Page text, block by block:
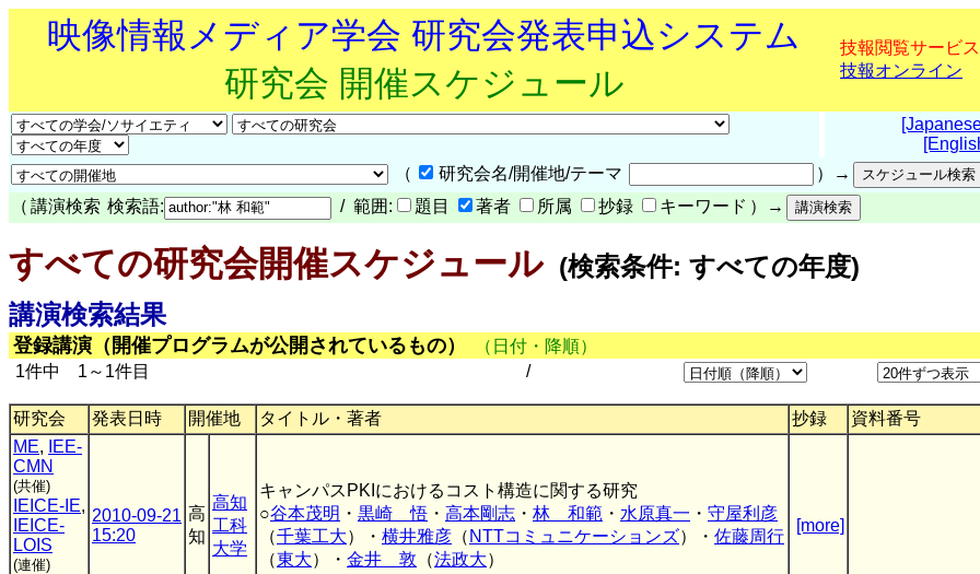
映像情報メディア学会 研究会発表申込システム
研究会 開催スケジュール
技報閲覧サービス
技報オンライン
（
研究会名/開催地/テーマ
）→
（ 講演検索 検索語: / 範囲: 題目 著者 所属 抄録 キーワード ）→
すべての研究会開催スケジュール(検索条件: すべての年度)
講演検索結果
登録講演（開催プログラムが公開されているもの）
（日付・降順）
1件中 1～1件目
/
研究会 発表日時 開催地 タイトル・著者 抄録
資料番号
ME,
IEE-
CMN
(共催)
IEICE-IE,
IEICE-
LOIS
(連催)
2010-09-21
15:20
高
知
高知
工科
大学
キャンパスPKIにおけるコスト構造に関する研究
○谷本茂明 ・ 黒崎 悟 ・ 高本剛志 ・ 林 和範 ・ 水原真一 ・ 守屋利彦
（千葉工大）・ 横井雅彦 （ NTTコミュニケーションズ）・ 佐藤周行
（東大）・ 金井 敦 （法政大）
[more]